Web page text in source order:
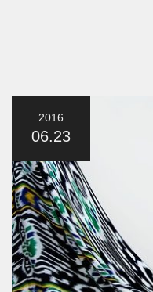
2016
06.23